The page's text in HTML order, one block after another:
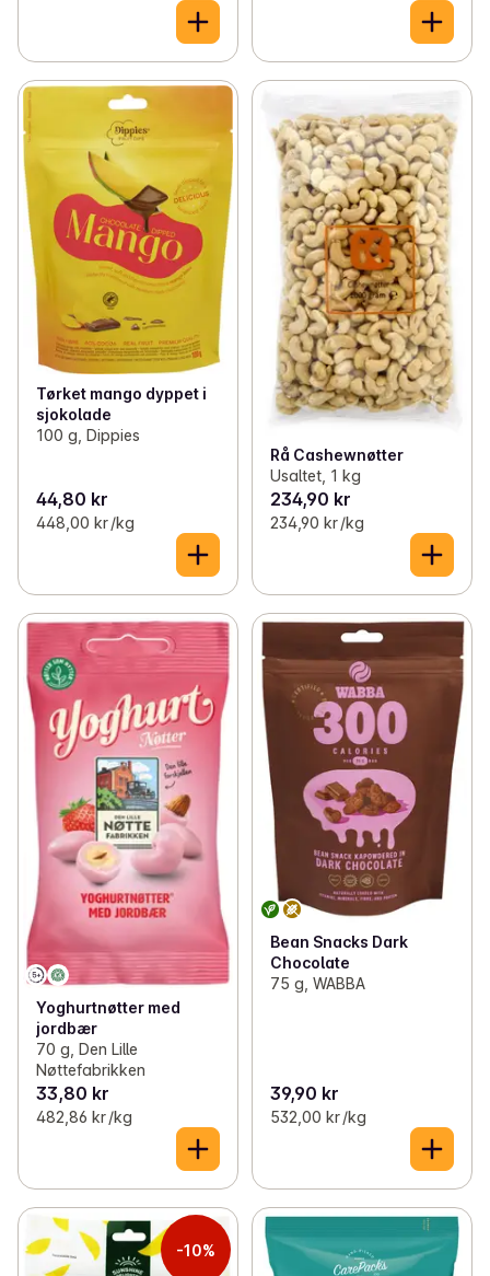
Tørket mango dyppet i
sjokolade
100 g, Dippies
44,80 kr
448,00 kr /kg
Rå Cashewnøtter
Usaltet, 1 kg
234,90 kr
234,90 kr /kg
Yoghurtnøtter med
jordbær
70 g, Den Lille
Nøttefabrikken
33,80 kr
482,86 kr /kg
Bean Snacks Dark
Chocolate
75 g, WABBA
39,90 kr
532,00 kr /kg
-10%